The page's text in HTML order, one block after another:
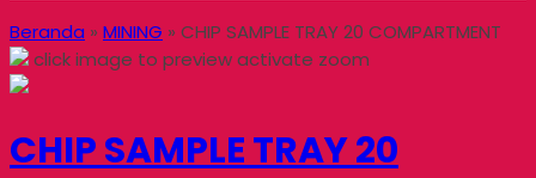
Beranda » MINING » CHIP SAMPLE TRAY 20 COMPARTMENT
click image to previewactivate zoom
CHIP SAMPLE TRAY 20